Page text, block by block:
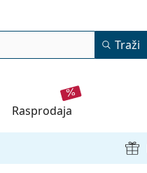
Traži
rasprodaja